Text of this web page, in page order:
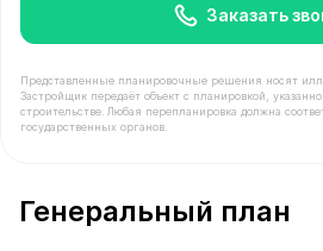
Заказать
Представленные планировочные решения носят
Застройщик передаёт объект с планировкой,
строительстве. Любая перепланировка должна
государственных органов.
Генеральный план